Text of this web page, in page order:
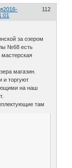
112
2016-
за озером
№68 есть
магазин.
и торгуют
на наш
там